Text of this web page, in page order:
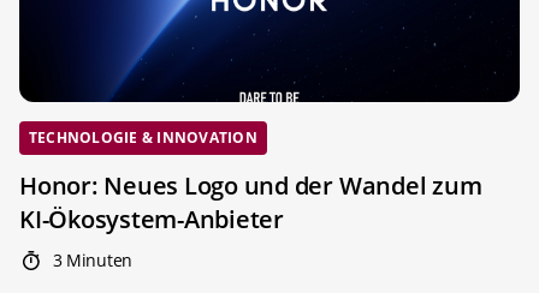
TECHNOLOGIE & INNOVATION
Honor: Neues Logo und der Wandel zum
KI-Ökosystem-Anbieter
3 Minuten